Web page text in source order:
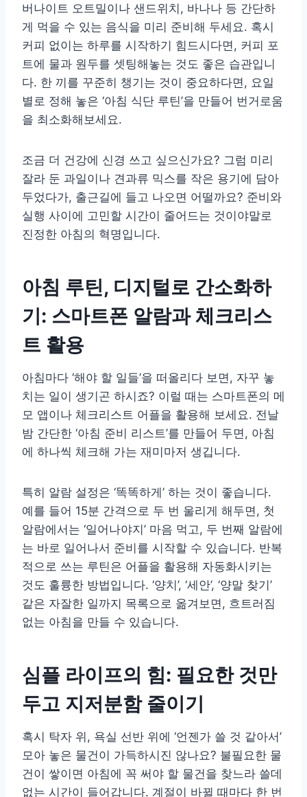
버나이트 오트밀이나 샌드위치, 바나나 등 간단하
게 먹을 수 있는 음식을 미리 준비해 두세요. 혹시
커피 없이는 하루를 시작하기 힘드시다면, 커피 포
트에 물과 원두를 셋팅해놓는 것도 좋은 습관입니
다. 한 끼를 꾸준히 챙기는 것이 중요하다면, 요일
별로 정해 놓은 ‘아침 식단 루틴’을 만들어 번거로움
을 최소화해보세요.
조금 더 건강에 신경 쓰고 싶으신가요? 그럼 미리
잘라 둔 과일이나 견과류 믹스를 작은 용기에 담아
두었다가, 출근길에 들고 나오면 어떨까요? 준비와
실행 사이에 고민할 시간이 줄어드는 것이야말로
진정한 아침의 혁명입니다.
아침 루틴, 디지털로 간소화하
기: 스마트폰 알람과 체크리스
트 활용
아침마다 ‘해야 할 일들’을 떠올리다 보면, 자꾸 놓
치는 일이 생기곤 하시죠? 이럴 때는 스마트폰의 메
모 앱이나 체크리스트 어플을 활용해 보세요. 전날
밤 간단한 ‘아침 준비 리스트’를 만들어 두면, 아침
에 하나씩 체크해 가는 재미마저 생깁니다.
특히 알람 설정은 ‘똑똑하게’ 하는 것이 좋습니다.
예를 들어 15분 간격으로 두 번 울리게 해두면, 첫
알람에서는 ‘일어나야지’ 마음 먹고, 두 번째 알람에
는 바로 일어나서 준비를 시작할 수 있습니다. 반복
적으로 쓰는 루틴은 어플을 활용해 자동화시키는
것도 훌륭한 방법입니다. ‘양치’, ‘세안’, ‘양말 찾기’
같은 자잘한 일까지 목록으로 옮겨보면, 흐트러짐
없는 아침을 만들 수 있습니다.
심플 라이프의 힘: 필요한 것만
두고 지저분함 줄이기
혹시 탁자 위, 욕실 선반 위에 ‘언젠가 쓸 것 같아서’
모아 놓은 물건이 가득하시진 않나요? 불필요한 물
건이 쌓이면 아침에 꼭 써야 할 물건을 찾느라 쓸데
없는 시간이 들어갑니다. 계절이 바뀔 때마다 한 번